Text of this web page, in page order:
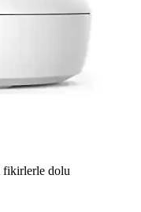
fikirlerle dolu